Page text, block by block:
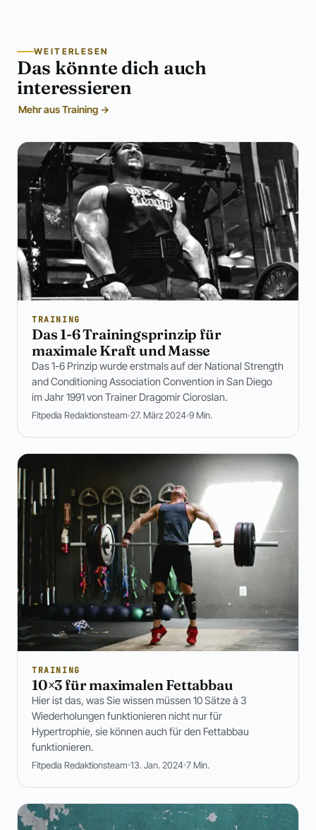
WEITERLESEN
Das könnte dich auch
interessieren
Mehr aus Training →
TRAINING
Das 1-6 Trainingsprinzip für
maximale Kraft und Masse
Das 1-6 Prinzip wurde erstmals auf der National Strength
and Conditioning Association Convention in San Diego
im Jahr 1991 von Trainer Dragomir Cioroslan.
Fitpedia Redaktionsteam 27. März 2024 9 Min.
TRAINING
10×3 für maximalen Fettabbau
Hier ist das, was Sie wissen müssen 10 Sätze à 3
Wiederholungen funktionieren nicht nur für
Hypertrophie, sie können auch für den Fettabbau
funktionieren.
Fitpedia Redaktionsteam 13. Jan. 2024 7 Min.